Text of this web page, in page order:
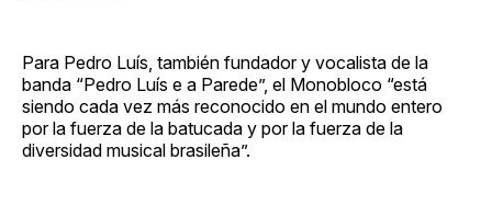
Para Pedro Luís, también fundador y vocalista de la
banda “Pedro Luís e a Parede”, el Monobloco “está
siendo cada vez más reconocido en el mundo entero
por la fuerza de la batucada y por la fuerza de la
diversidad musical brasileña”.